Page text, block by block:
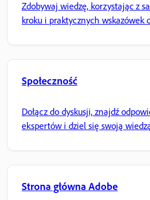
Zdobywaj wiedzę, korzystając z
kroku i praktycznych wskazówek
Społeczność
Dołącz do dyskusji, znajdź
ekspertów i dziel się swoją
Strona główna Adobe